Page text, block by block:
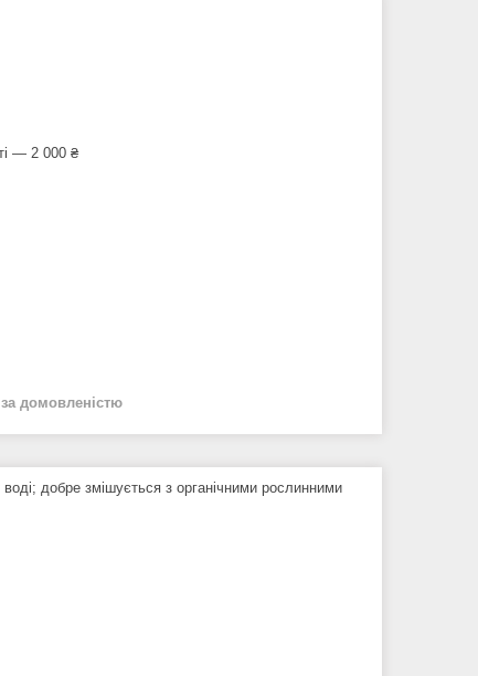
— 2 000 ₴
за домовленістю
добре змішується з органічними рослинними